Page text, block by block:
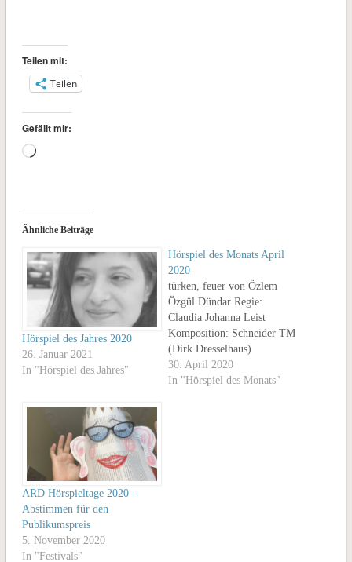
Teilen mit:
Teilen
Gefällt mir:
Wird
Ähnliche Beiträge
Hörspiel des Jahres 2020
26. Januar 2021
In "Hörspiel des Jahres"
Hörspiel des Monats April
2020
türken, feuer von Özlem
Özgül Dündar Regie:
Claudia Johanna Leist
Komposition: Schneider TM
(Dirk Dresselhaus)
Dramaturgie: Gerrit Booms
Produktion: WDR Länge:
30. April 2020
In "Hörspiel des Monats"
ARD Hörspieltage 2020 –
Abstimmen für den
Publikumspreis
5. November 2020
In "Festivals"